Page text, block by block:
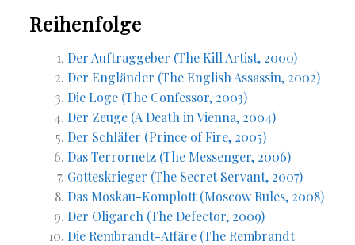
Reihenfolge
Der Auftraggeber (The Kill Artist, 2000)
Der Engländer (The English Assassin, 2002)
Die Loge (The Confessor, 2003)
Der Zeuge (A Death in Vienna, 2004)
Der Schläfer (Prince of Fire, 2005)
Das Terrornetz (The Messenger, 2006)
Gotteskrieger (The Secret Servant, 2007)
Das Moskau-Komplott (Moscow Rules, 2008)
Der Oligarch (The Defector, 2009)
Die Rembrandt-Affäre (The Rembrandt